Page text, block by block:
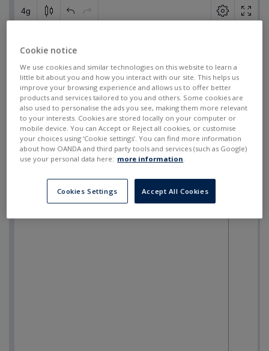
Cookie notice
We use cookies and similar technologies on this website to learn a
little bit about you and how you interact with our site. This helps us
improve your browsing experience and allows us to offer better
products and services tailored to you and others. Some cookies are
also used to personalise the ads you see, making them more relevant
to your interests. Cookies are stored locally on your computer or
mobile device. You can Accept or Reject all cookies, or customise
your choices using ‘Cookie settings’. You can find more information
about how OANDA and third party tools and services (such as Google)
use your personal data here: more information.
Cookies Settings Accept All Cookies